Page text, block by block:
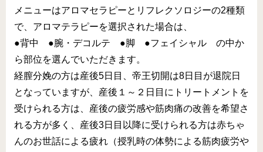
メニューはアロマセラピーとリフレクソロジーの2種類
で、アロマテラピーを選択された場合は、
●背中 ●腕・デコルテ ●脚 ●フェイシャル の中か
ら部位を選んでいただきます。
経膣分娩の方は産後5日目、帝王切開は8日目が退院日
となっていますが、産後１～２日目にトリートメントを
受けられる方は、産後の疲労感や筋肉痛の改善を希望さ
れる方が多く、産後3日目以降に受けられる方は赤ちゃ
んのお世話による疲れ（授乳時の体勢による筋肉疲労や
卒業生の活動
卒業生の医療福祉への導入例
病院のアロマ施術日誌
よくあるご質問